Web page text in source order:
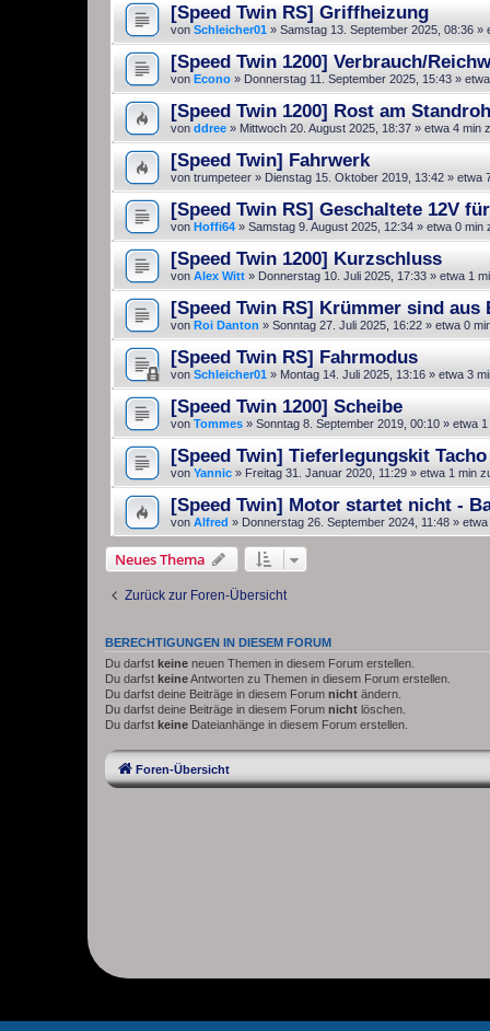
[Speed Twin RS] Griffheizung
von Schleicher01 » Samstag 13. September 2025, 08:36 »
[Speed Twin 1200] Verbrauch/
von Econo » Donnerstag 11. September 2025, 15:43 »
[Speed Twin 1200] Rost am
von ddree » Mittwoch 20. August 2025, 18:37 » etwa 4 min
[Speed Twin] Fahrwerk
von trumpeteer » Dienstag 15. Oktober 2019, 13:42 » etwa
[Speed Twin RS] Geschaltete 12V
von Hoffi64 » Samstag 9. August 2025, 12:34 » etwa 0 min
[Speed Twin 1200] Kurzschluss
von Alex Witt » Donnerstag 10. Juli 2025, 17:33 » etwa 1
[Speed Twin RS] Krümmer sind aus
von Roi Danton » Sonntag 27. Juli 2025, 16:22 » etwa 0
[Speed Twin RS] Fahrmodus
von Schleicher01 » Montag 14. Juli 2025, 13:16 » etwa 3
[Speed Twin 1200] Scheibe
von Tommes » Sonntag 8. September 2019, 00:10 » etwa
[Speed Twin] Tieferlegungskit
von Yannic » Freitag 31. Januar 2020, 11:29 » etwa 1 min
[Speed Twin] Motor startet nicht -
von Alfred » Donnerstag 26. September 2024, 11:48 »
Neues Thema
Zurück zur Foren-Übersicht
BERECHTIGUNGEN IN DIESEM FORUM
Du darfst keine neuen Themen in diesem Forum erstellen.
Du darfst keineAntworten zu Themen in diesem Forum erstellen.
Du darfst deine Beiträge in diesem Forum nicht ändern.
Du darfst deine Beiträge in diesem Forum nicht löschen.
Du darfst keine Dateianhänge in diesem Forum erstellen.
Foren-Übersicht